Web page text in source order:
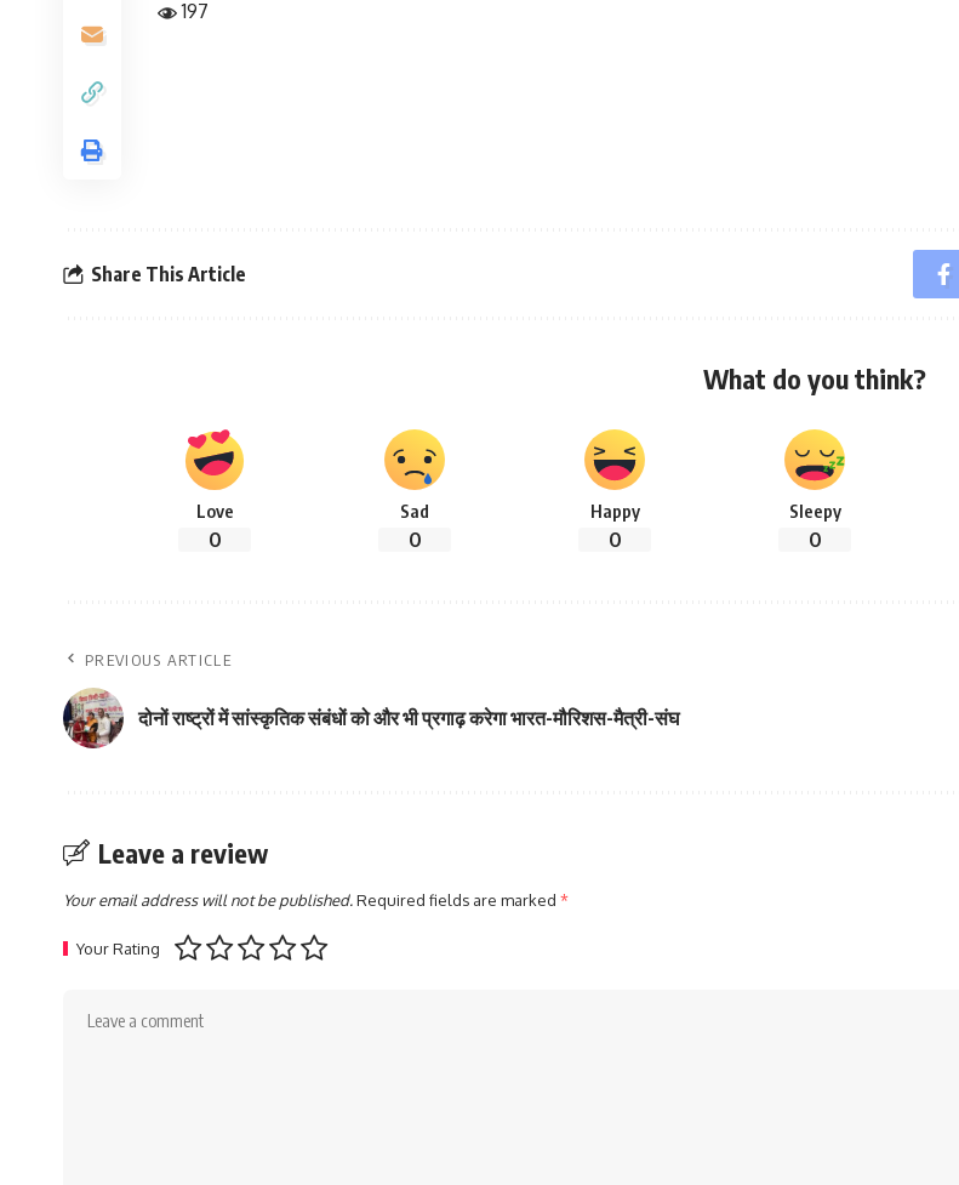
197
Share This Article
What do you think?
Love
0
Sad
0
Happy
0
Sleepy
0
PREVIOUS ARTICLE
दोनों राष्ट्रों में सांस्कृतिक संबंधों को और भी प्रगाढ़ करेगा भारत-मौरिशस-मैत्री-संघ
Leave a review
Your email address will not be published.Required fields are marked *
Your Rating